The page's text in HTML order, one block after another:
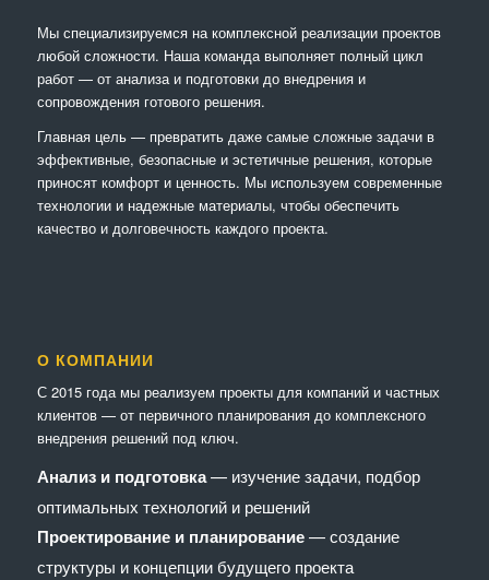
Мы специализируемся на комплексной реализации проектов
любой сложности. Наша команда выполняет полный цикл
работ — от анализа и подготовки до внедрения и
сопровождения готового решения.
Главная цель — превратить даже самые сложные задачи в
эффективные, безопасные и эстетичные решения, которые
приносят комфорт и ценность. Мы используем современные
технологии и надежные материалы, чтобы обеспечить
качество и долговечность каждого проекта.
О КОМПАНИИ
С 2015 года мы реализуем проекты для компаний и частных
клиентов — от первичного планирования до комплексного
внедрения решений под ключ.
Анализ и подготовка— изучение задачи, подбор
оптимальных технологий и решений
Проектирование и планирование— создание
структуры и концепции будущего проекта